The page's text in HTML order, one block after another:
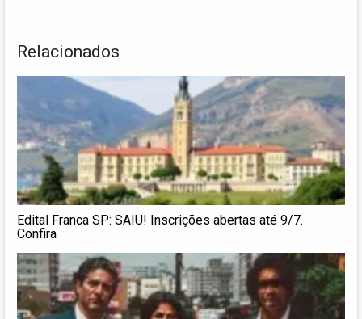
Relacionados
Edital Franca SP: SAIU! Inscrições abertas até 9/7.
Confira